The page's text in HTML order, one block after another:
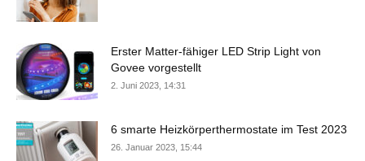
Erster Matter-fähiger LED Strip Light von
Govee vorgestellt
2. Juni 2023, 14:31
6 smarte Heizkörperthermostate im Test 2023
26. Januar 2023, 15:44